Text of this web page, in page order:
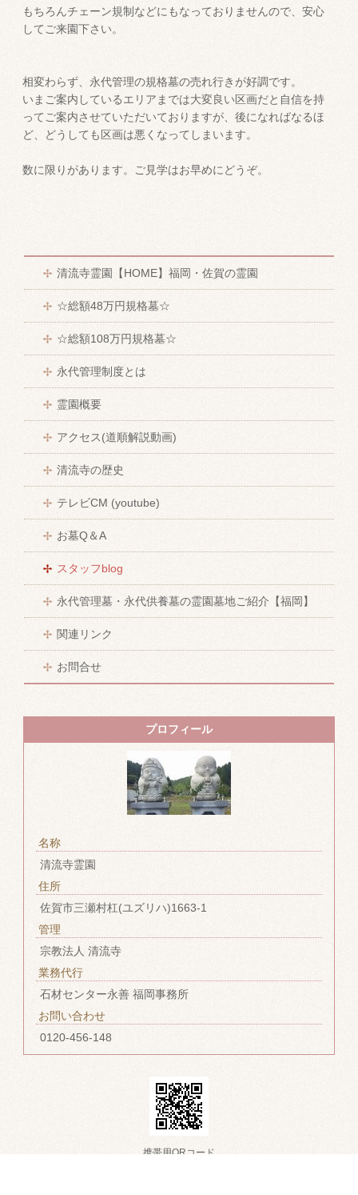
もちろんチェーン規制などにもなっておりませんので、安心
してご来園下さい。
相変わらず、永代管理の規格墓の売れ行きが好調です。
いまご案内しているエリアまでは大変良い区画だと自信を持
ってご案内させていただいておりますが、後になればなるほ
ど、どうしても区画は悪くなってしまいます。
数に限りがあります。ご見学はお早めにどうぞ。
清流寺霊園【HOME】福岡・佐賀の霊園
☆総額48万円規格墓☆
☆総額108万円規格墓☆
永代管理制度とは
霊園概要
アクセス(道順解説動画)
清流寺の歴史
テレビCM (youtube)
お墓Q＆A
スタッフblog
永代管理墓・永代供養墓の霊園墓地ご紹介【福岡】
関連リンク
お問合せ
プロフィール
名称
清流寺霊園
住所
佐賀市三瀬村杠(ユズリハ)1663-1
管理
宗教法人 清流寺
業務代行
石材センター永善 福岡事務所
お問い合わせ
0120-456-148
携帯用QRコード